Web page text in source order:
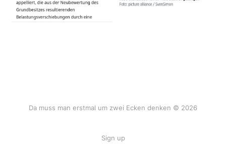
Da muss man erstmal um zwei Ecken denken © 2026
Sign up